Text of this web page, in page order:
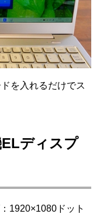
を入れるだけでス
ディスプ
1920×1080ドット